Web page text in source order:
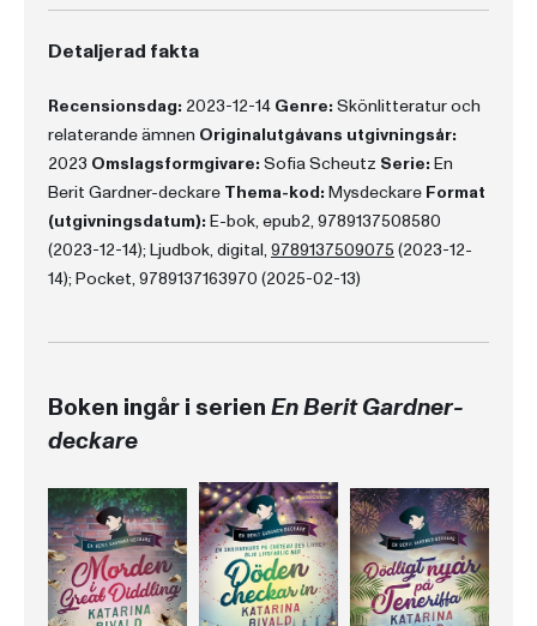
Detaljerad fakta
Recensionsdag: 2023-12-14 Genre: Skönlitteratur och
relaterande ämnen Originalutgåvans utgivningsår:
2023 Omslagsformgivare: Sofia Scheutz Serie: En
Berit Gardner-deckare Thema-kod: Mysdeckare Format
(utgivningsdatum): E-bok, epub2, 9789137508580
(2023-12-14); Ljudbok, digital, 9789137509075 (2023-12-
14); Pocket, 9789137163970 (2025-02-13)
Boken ingår i serienEn Berit Gardner-
deckare